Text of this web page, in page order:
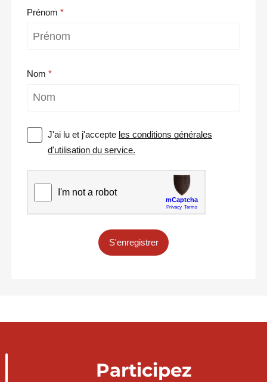
Prénom
Nom
J'ai lu et j'accepte les conditions générales
d'utilisation du service.
S'enregistrer
Participez